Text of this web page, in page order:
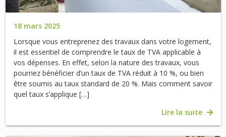
18 mars 2025
Lorsque vous entreprenez des travaux dans votre logement,
il est essentiel de comprendre le taux de TVA applicable à
vos dépenses. En effet, selon la nature des travaux, vous
pourriez bénéficier d’un taux de TVA réduit à 10 %, ou bien
être soumis au taux standard de 20 %. Mais comment savoir
quel taux s’applique […]
Lire la suite